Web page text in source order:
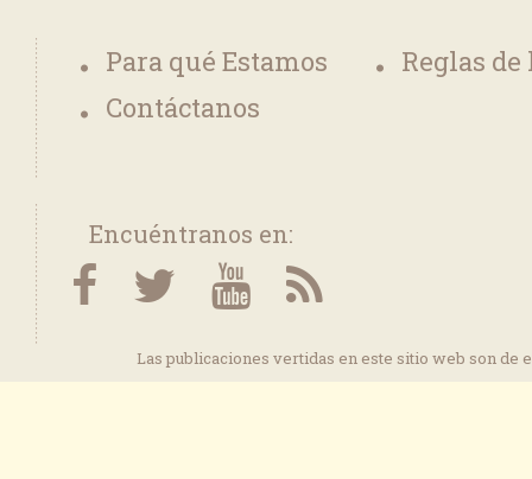
Para qué Estamos
Reglas
Contáctanos
Encuéntranos en:
Las publicaciones vertidas en este sitio web son de